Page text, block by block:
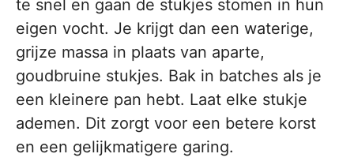
te snel en gaan de stukjes stomen in hun
eigen vocht. Je krijgt dan een waterige,
grijze massa in plaats van aparte,
goudbruine stukjes. Bak in batches als je
een kleinere pan hebt. Laat elke stukje
ademen. Dit zorgt voor een betere korst
en een gelijkmatigere garing.